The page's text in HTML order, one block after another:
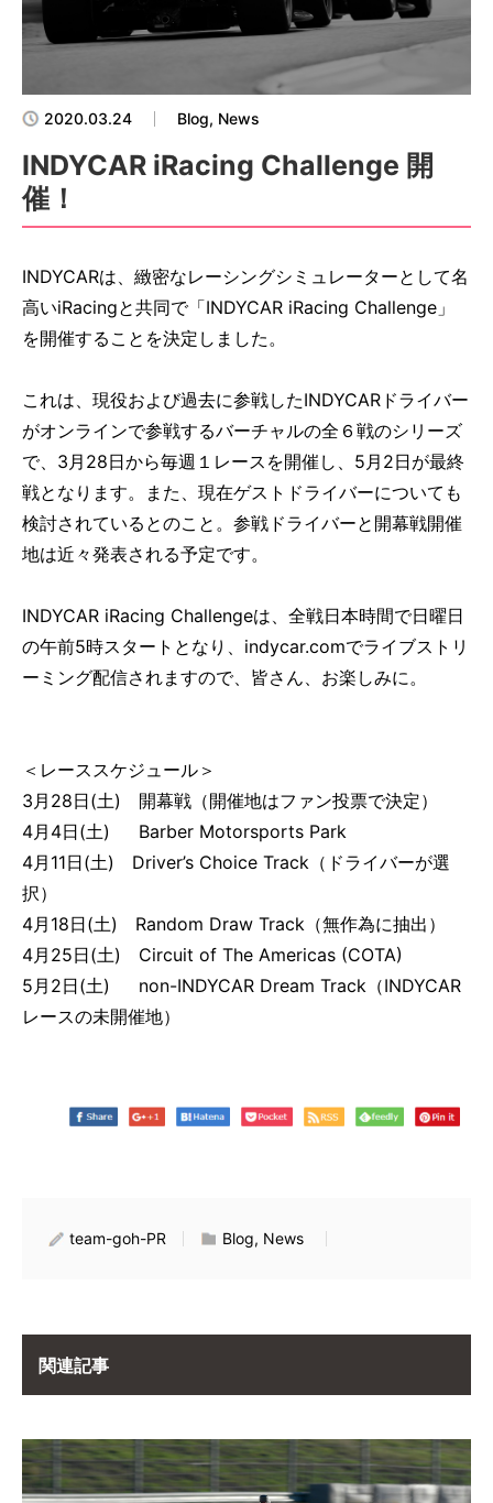
2020.03.24 Blog, News
INDYCAR iRacing Challenge 開
催！
INDYCARは、緻密なレーシングシミュレーターとして名
高いiRacingと共同で「INDYCAR iRacing Challenge」
を開催することを決定しました。
これは、現役および過去に参戦したINDYCARドライバー
がオンラインで参戦するバーチャルの全６戦のシリーズ
で、3月28日から毎週１レースを開催し、5月2日が最終
戦となります。また、現在ゲストドライバーについても
検討されているとのこと。参戦ドライバーと開幕戦開催
地は近々発表される予定です。
INDYCAR iRacing Challengeは、全戦日本時間で日曜日
の午前5時スタートとなり、indycar.comでライブストリ
ーミング配信されますので、皆さん、お楽しみに。
＜レーススケジュール＞
3月28日(土) 開幕戦（開催地はファン投票で決定）
4月4日(土) Barber Motorsports Park
4月11日(土) Driver’s Choice Track（ドライバーが選
択）
4月18日(土) Random Draw Track（無作為に抽出）
4月25日(土) Circuit of The Americas (COTA)
5月2日(土) non-INDYCAR Dream Track（INDYCAR
レースの未開催地）
team-goh-PR Blog, News
関連記事